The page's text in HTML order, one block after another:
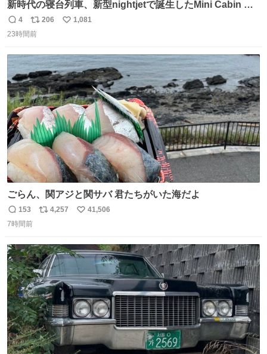
新時代の寝台列車、新型nightjetで誕生したMini Cabin ま
さに走るカプセルホテルといった感じで、一人旅で利用す
るのにはちょうどいい設備。 他の人も言ってましたが、サ
返
信
4
リ
ポ
ト
数
206
い
数
1,081
23時間前
ごらん、関アジと関サバ 君たちがいた海だよ
返
信
153
リ
ト
数
4,257
い
数
41,506
7時間前